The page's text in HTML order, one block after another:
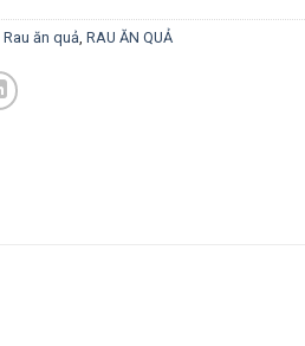
Rau ăn quả, RAU ĂN QUẢ